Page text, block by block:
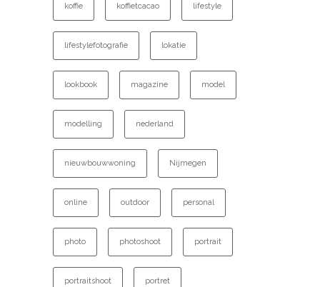
koffie koffietcacao lifestyle
lifestylefotografie lokatie
lookbook magazine model
modelling nederland
nieuwbouwwoning Nijmegen
online outdoor personal
photo photoshoot portrait
portraitshoot portret